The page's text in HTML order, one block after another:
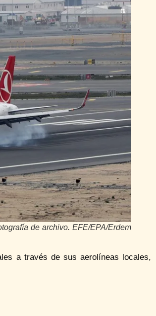
de archivo. EFE/EPA/Erdem
a través de sus aerolíneas locales,